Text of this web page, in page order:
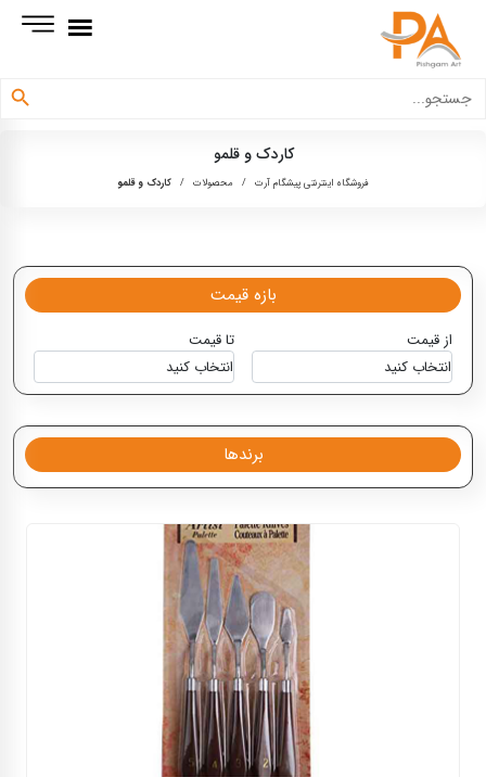
برای:
دکمه جستجو
کاردک و قلمو
فروشگاه اینترنتی پیشگام آرت / محصولات / کاردک و قلمو
بازه قیمت
از قیمت تا قیمت
برندها